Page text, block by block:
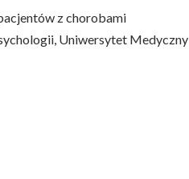
z chorobami
Uniwersytet Medyczny